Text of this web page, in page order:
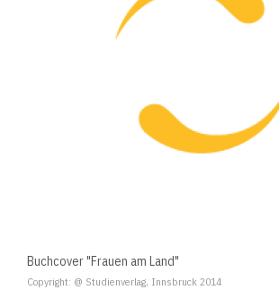
Buchcover "Frauen am Land"
Copyright: @ Studienverlag, Innsbruck 2014